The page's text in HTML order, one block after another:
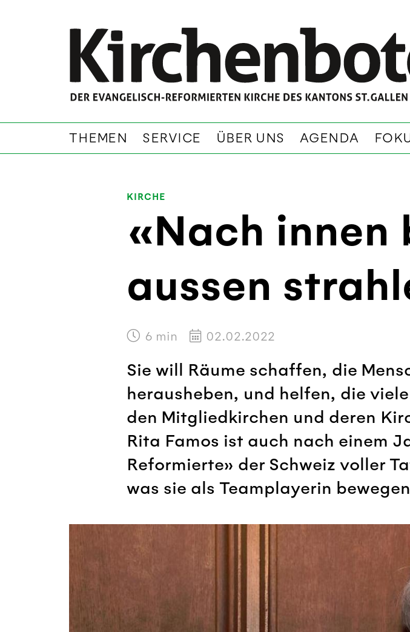
THEMEN SERVICE ÜBER UNS AGENDA
KIRCHE
«Nach innen
aussen
6 min 02.02.2022
Sie will Räume schaffen, die
herausheben, und helfen, die
den Mitgliedkirchen und deren
Rita Famos ist auch nach einem
Reformierte» der Schweiz voller
was sie als Teamplayerin